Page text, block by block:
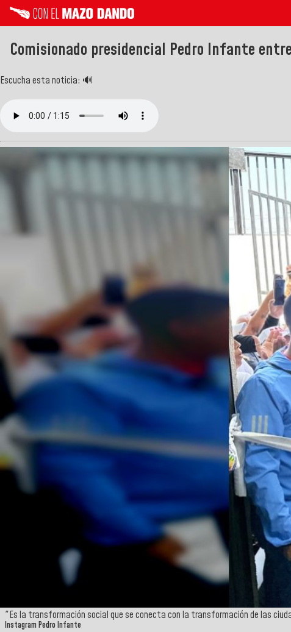
Comisionado presidencial Pedro Infante
Escucha esta noticia: 🔊
"Es la transformación social que se conecta con la transformación de las
Instagram Pedro Infante